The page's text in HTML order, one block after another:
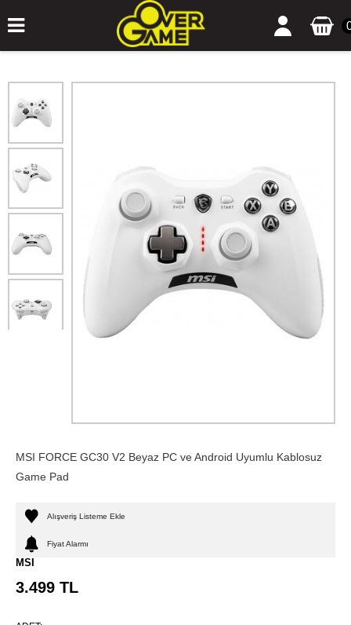
MSI FORCE GC30 V2 Beyaz PC ve Android Uyumlu Kablosuz
Game Pad
Alışveriş Listeme Ekle
Fiyat Alarmı
MSI
3.499 TL